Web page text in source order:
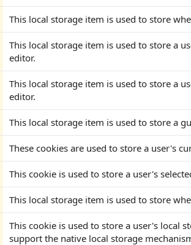
This local storage item is used to store
This local storage item is used to store a
editor.
This local storage item is used to store a
editor.
This local storage item is used to store a
These cookies are used to store a user's
This cookie is used to store a user's
This local storage item is used to store
This cookie is used to store a user's local
support the native local storage